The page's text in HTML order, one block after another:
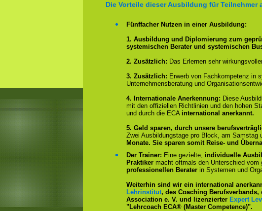
Die Vorteile dieser Ausbildung für Teilnehmer
Fünffacher Nutzen in einer Ausbildung:
1. Ausbildung und Diplomierung zum
systemischen Berater und systemischen
2. Zusätzlich: Das Erlernen sehr
3. Zusätzlich: Erwerb von Fachkompetenz in
Unternehmensberatung und
4. Internationale Anerkennung: Diese
mit den offiziellen Richtlinien und den hohen
und durch die ECA international anerkannt.
5. Geld sparen, durch unsere
Zwei Ausbildungstage pro Block, am Samstag
Monate. Sie sparen somit Reise- und
Der Trainer: Eine gezielte, individuelle
Praktiker macht oftmals den Unterschied vom
professionellen Berater in Systemen und
Weiterhin sind wir ein international
Lehrinstitut, des Coaching Berufsverbands,
Association e. V. und lizenzierter Expert
"Lehrcoach ECA® (Master Competence)".